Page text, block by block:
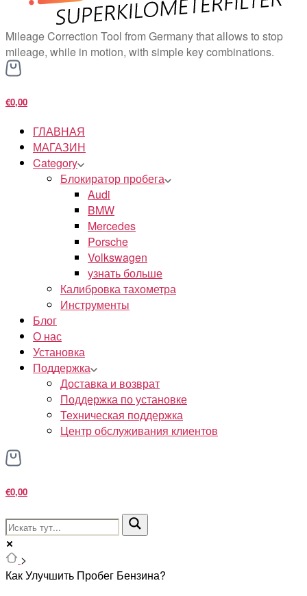
Mileage Correction Tool from Germany that allows to stop
mileage, while in motion, with simple key combinations.
€0,00
ГЛАВНАЯ
МАГАЗИН
Category
Блокиратор пробега
Audi
BMW
Mercedes
Porsche
Volkswagen
узнать больше
Калибровка тахометра
Инструменты
Блог
О нас
Установка
Поддержка
Доставка и возврат
Поддержка по установке
Техническая поддержка
Центр обслуживания клиентов
€0,00
>
Как Улучшить Пробег Бензина?